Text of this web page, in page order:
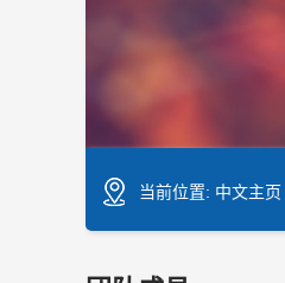
当前位置: 中文主页